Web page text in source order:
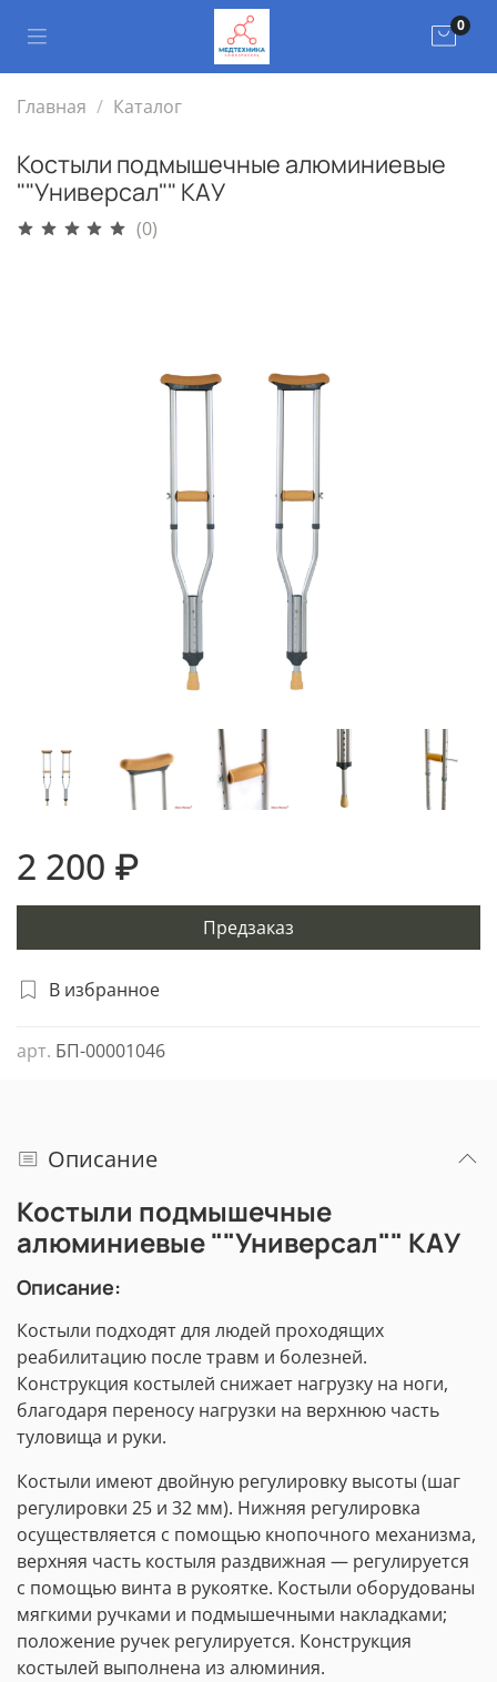
0
Главная Каталог
Костыли подмышечные алюминиевые
""Универсал"" КАУ
(0)
В избранное
арт. БП-00001046
2 200 ₽
Предзаказ
Описание
Костыли подмышечные
алюминиевые ""Универсал"" КАУ
Описание:
Костыли подходят для людей проходящих
реабилитацию после травм и болезней.
Конструкция костылей снижает нагрузку на ноги,
благодаря переносу нагрузки на верхнюю часть
туловища и руки.
Костыли имеют двойную регулировку высоты (шаг
регулировки 25 и 32 мм). Нижняя регулировка
осуществляется с помощью кнопочного механизма,
верхняя часть костыля раздвижная — регулируется
с помощью винта в рукоятке. Костыли оборудованы
мягкими ручками и подмышечными накладками;
положение ручек регулируется. Конструкция
костылей выполнена из алюминия.